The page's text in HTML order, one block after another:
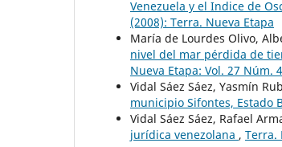
Venezuela y el Indice de
(2008): Terra. Nueva Etapa
María de Lourdes Olivo,
nivel del mar pérdida de
Nueva Etapa: Vol. 27 Núm.
Vidal Sáez Sáez, Yasmín
municipio Sifontes, Estado
Vidal Sáez Sáez, Rafael
jurídica venezolana , Terra.